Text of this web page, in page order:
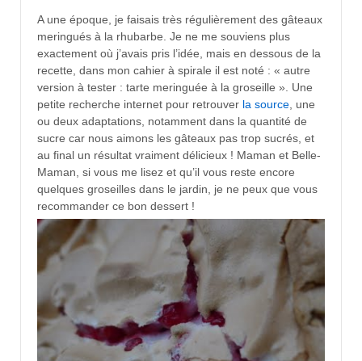
A une époque, je faisais très régulièrement des gâteaux
meringués à la rhubarbe. Je ne me souviens plus
exactement où j’avais pris l’idée, mais en dessous de la
recette, dans mon cahier à spirale il est noté : « autre
version à tester : tarte meringuée à la groseille ». Une
petite recherche internet pour retrouver la source , une
ou deux adaptations, notamment dans la quantité de
sucre car nous aimons les gâteaux pas trop sucrés, et
au final un résultat vraiment délicieux ! Maman et Belle-
Maman, si vous me lisez et qu’il vous reste encore
quelques groseilles dans le jardin, je ne peux que vous
recommander ce bon dessert !